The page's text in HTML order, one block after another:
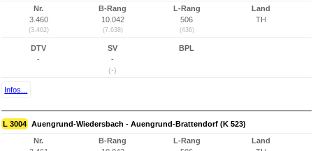
Nr.
3.460
(3.462)
B-Rang
10.042
(7.638)
L-Rang
506
(436)
Land
TH
DTV
-
SV
-
(-)
BPL
Infos...
L 3004 Auengrund-Wiedersbach - Auengrund-Brattendorf (K 523)
Nr.
B-Rang
L-Rang
Land